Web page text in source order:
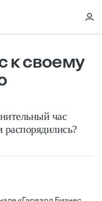
к своему
час